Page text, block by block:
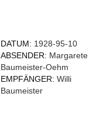
DATUM: 1928-95-10
ABSENDER: Margarete
Baumeister-Oehm
EMPFÄNGER:Willi
Baumeister